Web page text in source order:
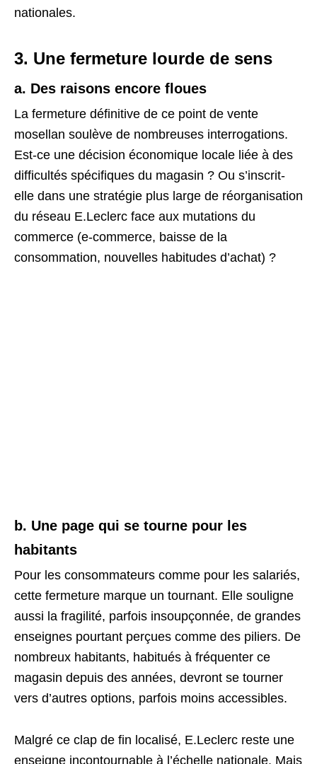
nationales.
3. Une fermeture lourde de sens
a. Des raisons encore floues
La fermeture définitive de ce point de vente
mosellan soulève de nombreuses interrogations.
Est-ce une décision économique locale liée à des
difficultés spécifiques du magasin ? Ou s’inscrit-
elle dans une stratégie plus large de réorganisation
du réseau E.Leclerc face aux mutations du
commerce (e-commerce, baisse de la
consommation, nouvelles habitudes d’achat) ?
b. Une page qui se tourne pour les
habitants
Pour les consommateurs comme pour les salariés,
cette fermeture marque un tournant. Elle souligne
aussi la fragilité, parfois insoupçonnée, de grandes
enseignes pourtant perçues comme des piliers. De
nombreux habitants, habitués à fréquenter ce
magasin depuis des années, devront se tourner
vers d’autres options, parfois moins accessibles.
Malgré ce clap de fin localisé, E.Leclerc reste une
enseigne incontournable à l’échelle nationale. Mais